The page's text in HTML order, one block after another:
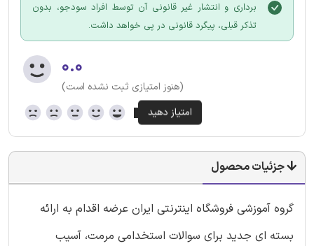
برداری و انتشار غیر قانونی آن توسط افراد سودجو، بدون
تذکر قبلی، پیگرد قانونی در پی خواهد داشت.
۰.۰
(هنوز امتیازی ثبت نشده است)
جزئیات محصول
گروه آموزشی فروشگاه اینترنتی ایران عرضه اقدام به ارائه
بسته ای جدید برای سوالات استخدامی مرمت، آسیب